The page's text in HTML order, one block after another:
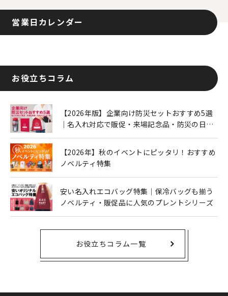
営業日カレンダー
お役立ちコラム
【2026年版】企業向け防災セットおすすめ5選
｜名入れ対応で販促・来場記念品・防災の日に
【2026年】秋のイベントにピッタリ！おすすめ
ノベルティ特集
安い名入れエコバッグ特集｜保冷バッグも揃う
ノベルティ・販促品に人気のプレントシリーズ
お役立ちコラム一覧